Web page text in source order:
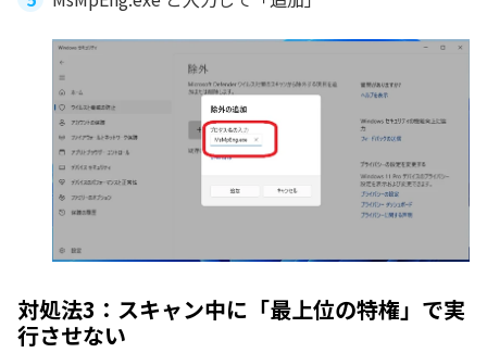
対処法3：スキャン中に「最上位の特権」で実
行させない